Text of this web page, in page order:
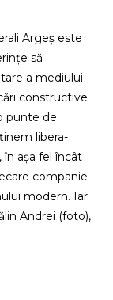
Argeș este
să
a mediului
constructive
punte de
libera-
așa fel încât
companie
modern. Iar
Andrei (foto),